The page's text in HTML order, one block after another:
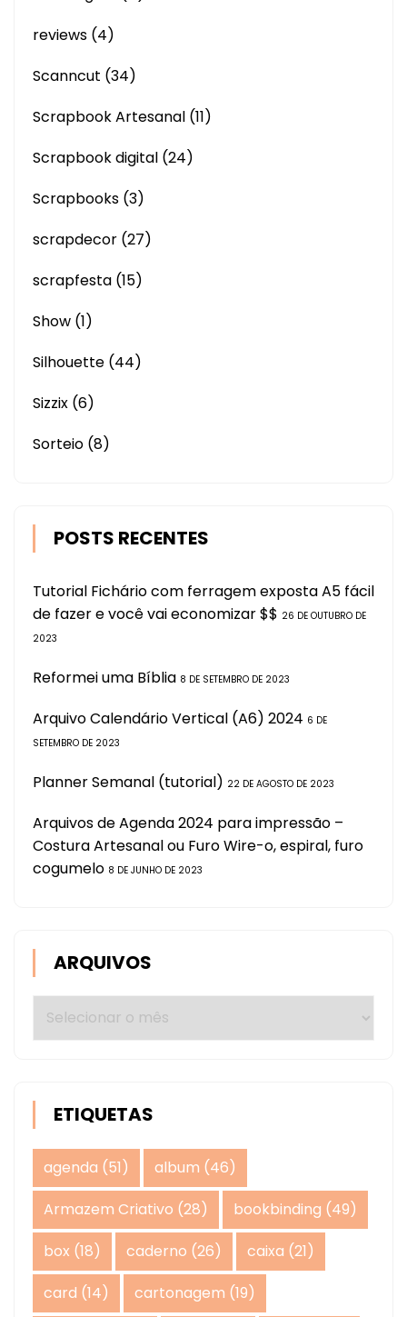
reviews (4)
Scanncut (34)
Scrapbook Artesanal (11)
Scrapbook digital (24)
Scrapbooks (3)
scrapdecor (27)
scrapfesta (15)
Show (1)
Silhouette (44)
Sizzix (6)
Sorteio (8)
POSTS RECENTES
Tutorial Fichário com ferragem exposta A5 fácil
de fazer e você vai economizar $$ 26 DE OUTUBRO DE
2023
Reformei uma Bíblia 8 DE SETEMBRO DE 2023
Arquivo Calendário Vertical (A6) 2024 6 DE
SETEMBRO DE 2023
Planner Semanal (tutorial) 22 DE AGOSTO DE 2023
Arquivos de Agenda 2024 para impressão –
Costura Artesanal ou Furo Wire-o, espiral, furo
cogumelo 8 DE JUNHO DE 2023
ARQUIVOS
Arquivos
ETIQUETAS
agenda (51) album (46)
Armazem Criativo (28) bookbinding (49)
box (18) caderno (26) caixa (21)
card (14) cartonagem (19)